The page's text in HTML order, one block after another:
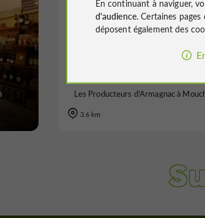
Domaine Séailles
Les Producteurs d'Armagnac à
3.6 km
En continuant à naviguer,
d'audience. Certaines
déposent également des